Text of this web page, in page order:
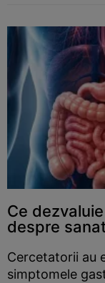
Ce
despre
Cercetatorii au
simptomele